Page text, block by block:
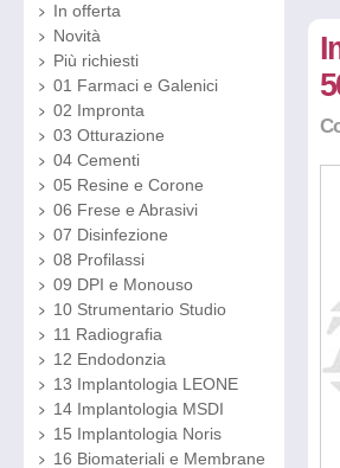
In offerta
Novità
Più richiesti
01 Farmaci e Galenici
02 Impronta
03 Otturazione
04 Cementi
05 Resine e Corone
06 Frese e Abrasivi
07 Disinfezione
08 Profilassi
09 DPI e Monouso
10 Strumentario Studio
11 Radiografia
12 Endodonzia
13 Implantologia LEONE
14 Implantologia MSDI
15 Implantologia Noris
16 Biomateriali e Membrane